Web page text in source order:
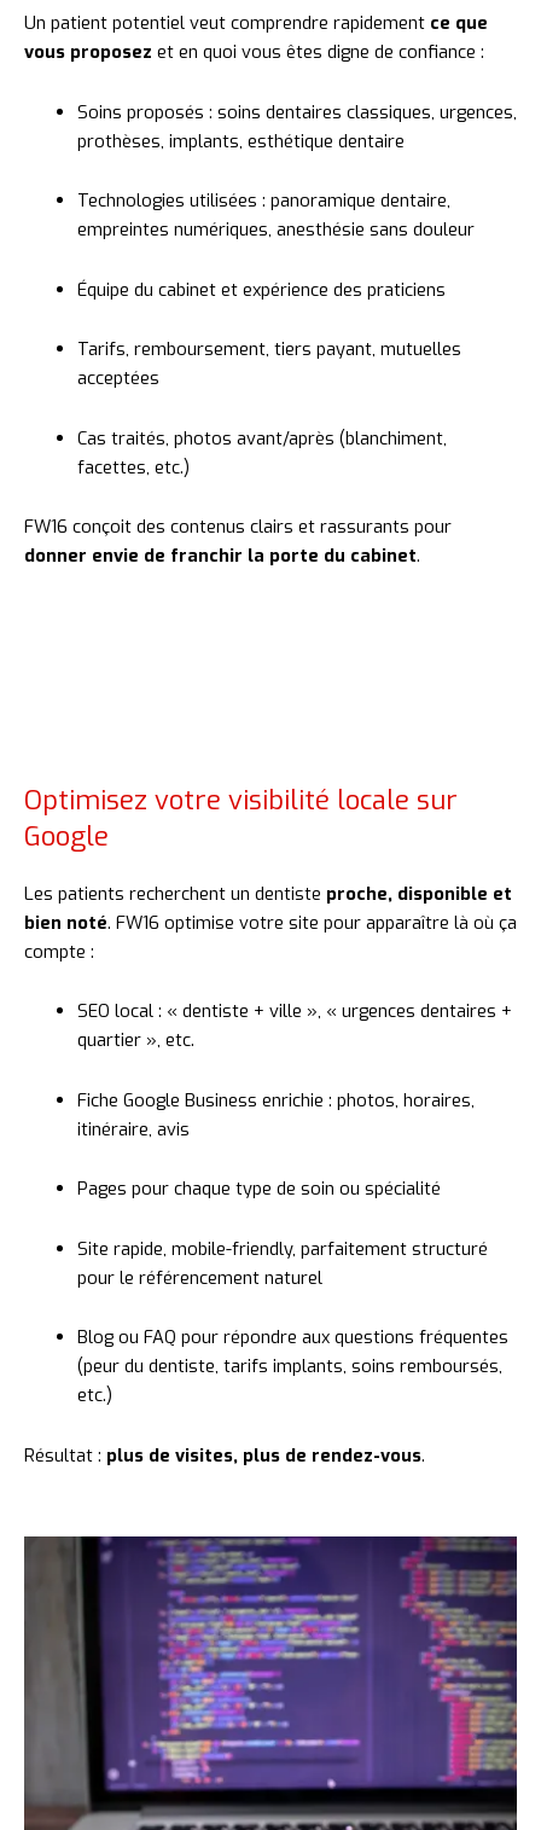
Un patient potentiel veut comprendre rapidement ce que
vous proposez et en quoi vous êtes digne de confiance :
Soins proposés : soins dentaires classiques, urgences,
prothèses, implants, esthétique dentaire
Technologies utilisées : panoramique dentaire,
empreintes numériques, anesthésie sans douleur
Équipe du cabinet et expérience des praticiens
Tarifs, remboursement, tiers payant, mutuelles
acceptées
Cas traités, photos avant/après (blanchiment,
facettes, etc.)
FW16 conçoit des contenus clairs et rassurants pour
donner envie de franchir la porte du cabinet.
Optimisez votre visibilité locale sur
Google
Les patients recherchent un dentiste proche, disponible et
bien noté. FW16 optimise votre site pour apparaître là où ça
compte :
SEO local : « dentiste + ville », « urgences dentaires +
quartier », etc.
Fiche Google Business enrichie : photos, horaires,
itinéraire, avis
Pages pour chaque type de soin ou spécialité
Site rapide, mobile-friendly, parfaitement structuré
pour le référencement naturel
Blog ou FAQ pour répondre aux questions fréquentes
(peur du dentiste, tarifs implants, soins remboursés,
etc.)
Résultat : plus de visites, plus de rendez-vous.